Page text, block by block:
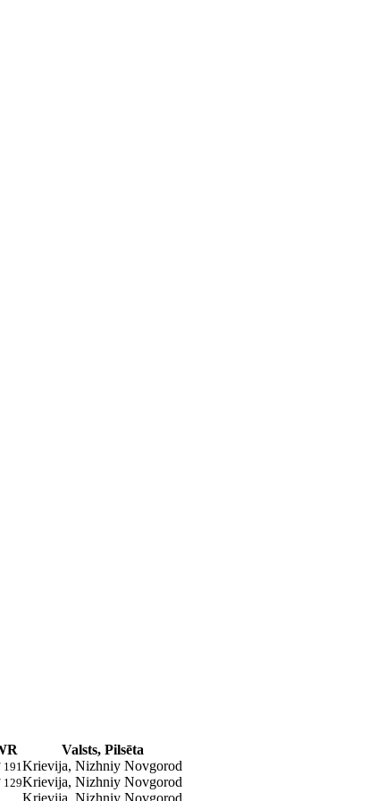
Valsts, Pilsēta
191 Krievija, Nizhniy Novgorod
129Krievija, Nizhniy Novgorod
Krievija, Nizhniy Novgorod